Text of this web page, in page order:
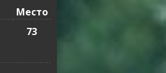
Место
73